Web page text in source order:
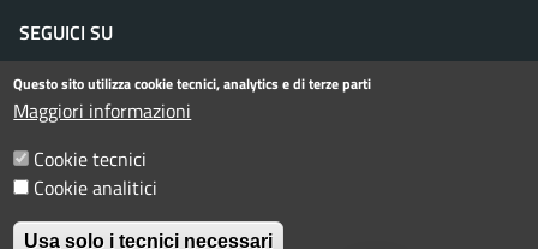
SEGUICI SU
Facebook
Instagram
Telegram
TwitterWhatsApp
YouTube
Menu piè di pagina
Informativa privacy
Dichiarazione di accessibilità
Questo sito utilizza cookie tecnici, analytics e di terze parti
Maggiori informazioni
Cookie tecnici
Cookie analitici
Usa solo i tecnici necessari